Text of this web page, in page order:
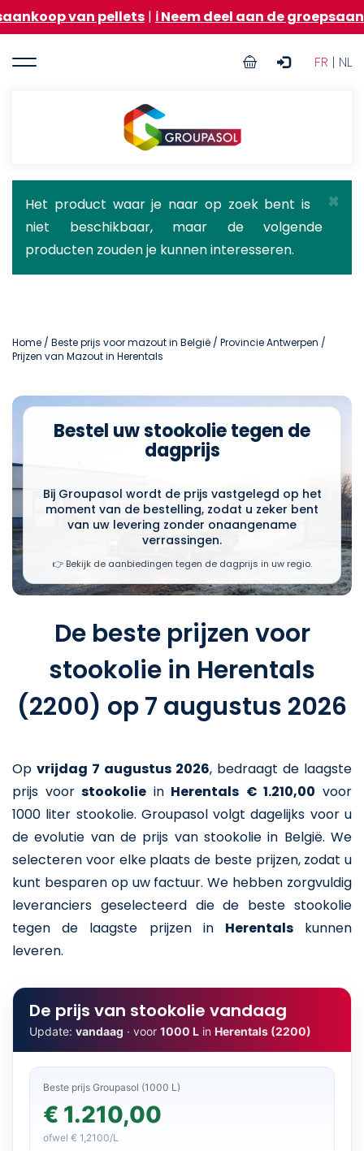
Overslaan
en
de
pellets|ℹ️ Neem deel aan de groepsaankoop
FR | NL
User
Groupasol
×
Statusbericht
Het product waar je naar op zoek bent is
niet beschikbaar, maar de volgende
producten zouden je kunnen interesseren.
Home / Beste prijs voor mazout in België / Provincie Antwerpen /
Prijzen van Mazout in Herentals
Bestel uw stookolie tegen de
dagprijs
Bij Groupasol wordt de prijs vastgelegd op het
moment van de bestelling, zodat u zeker bent
van uw levering zonder onaangename
verrassingen.
👉 Bekijk de aanbiedingen tegen de dagprijs in uw regio.
De beste prijzen voor
stookolie in Herentals
(2200) op 7 augustus 2026
Op vrijdag 7 augustus 2026, bedraagt de laagste
prijs voorstookolie in Herentals € 1.210,00 voor
1000 liter stookolie. Groupasol volgt dagelijks voor u
de evolutie van de prijs van stookolie in België. We
selecteren voor elke plaats de beste prijzen, zodat u
kunt besparen op uw factuur. We hebben zorgvuldig
leveranciers geselecteerd die de beste stookolie
tegen de laagste prijzen in Herentalskunnen
leveren.
De prijs van stookolie vandaag
Update: vandaag · voor 1000 L in Herentals (2200)
Beste prijs Groupasol (1000 L)
€ 1.210,00
ofwel € 1,2100/L